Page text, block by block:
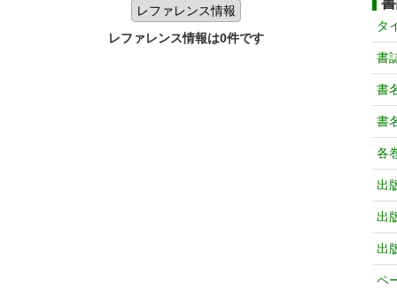
レファレンス情報は0件です
タ
書
書
書
各
出
出
出
ペ